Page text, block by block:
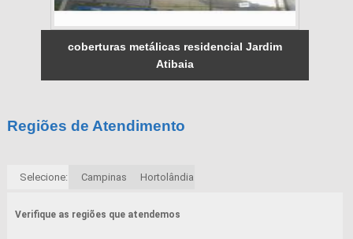
coberturas metálicas residencial Jardim
Atibaia
Regiões de Atendimento
Selecione: Campinas Hortolândia
Verifique as regiões que atendemos